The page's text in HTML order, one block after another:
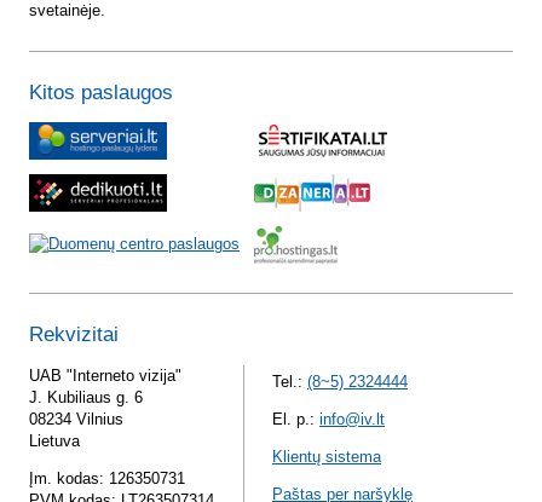
svetainėje.
Kitos paslaugos
Rekvizitai
UAB "Interneto vizija"
J. Kubiliaus g. 6
08234 Vilnius
Lietuva
Įm. kodas: 126350731
Tel.: (8~5) 2324444
El. p.: info@iv.lt
Klientų sistema
Paštas per naršyklę